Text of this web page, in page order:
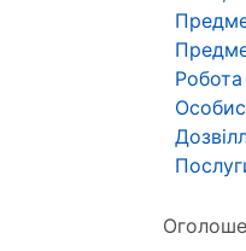
Робота